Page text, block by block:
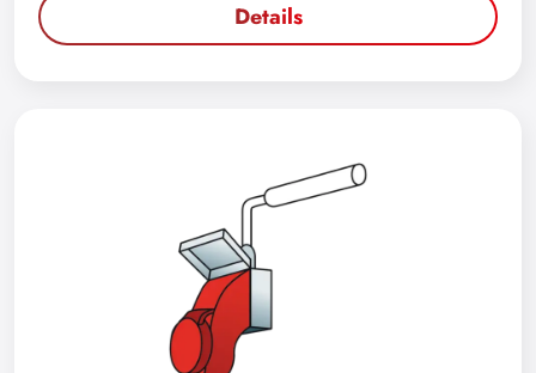
Details